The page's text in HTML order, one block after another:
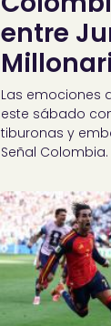
entre
Las emociones
este sábado
tiburonas y
Señal Colombia.